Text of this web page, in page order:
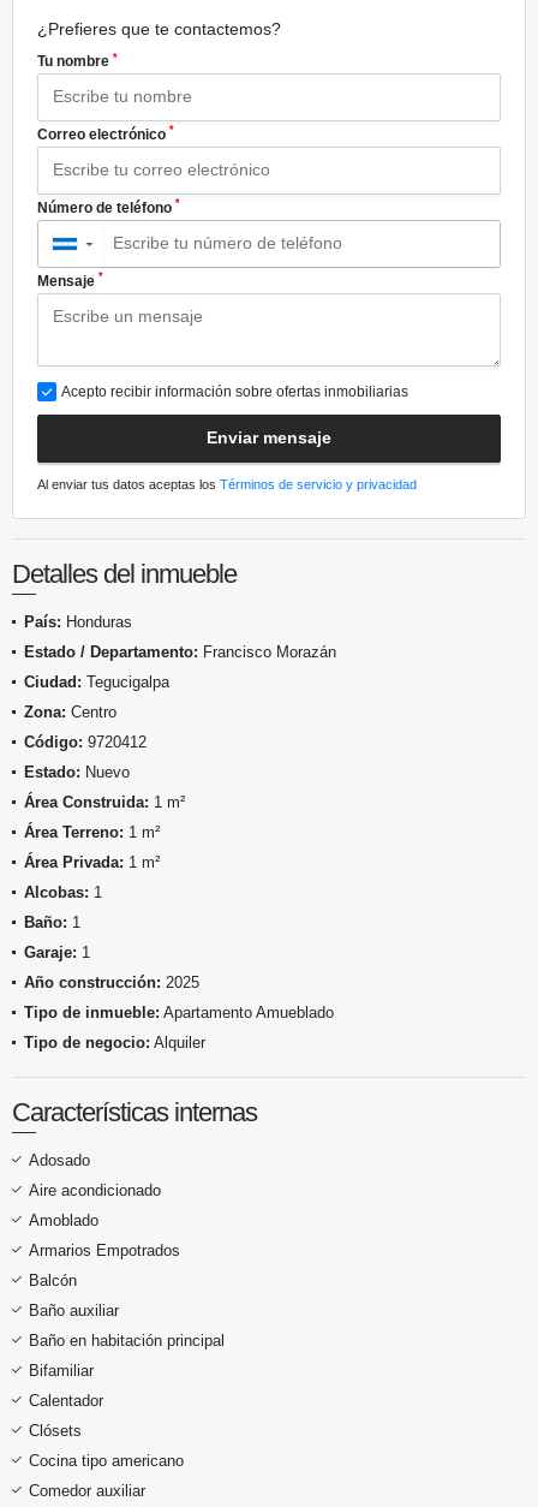
¿Prefieres que te contactemos?
Tu nombre *
Correo electrónico *
Número de teléfono *
▼
Mensaje *
Acepto recibir información sobre ofertas inmobiliarias
Enviar mensaje
Al enviar tus datos aceptas los Términos de servicio y privacidad
Detalles del inmueble
País: Honduras
Estado / Departamento: Francisco Morazán
Ciudad: Tegucigalpa
Zona: Centro
Código: 9720412
Estado: Nuevo
Área Construida: 1 m²
Área Terreno: 1 m²
Área Privada: 1 m²
Alcobas: 1
Baño: 1
Garaje: 1
Año construcción: 2025
Tipo de inmueble: Apartamento Amueblado
Tipo de negocio: Alquiler
Características internas
Adosado
Aire acondicionado
Amoblado
Armarios Empotrados
Balcón
Baño auxiliar
Baño en habitación principal
Bifamiliar
Calentador
Clósets
Cocina tipo americano
Comedor auxiliar